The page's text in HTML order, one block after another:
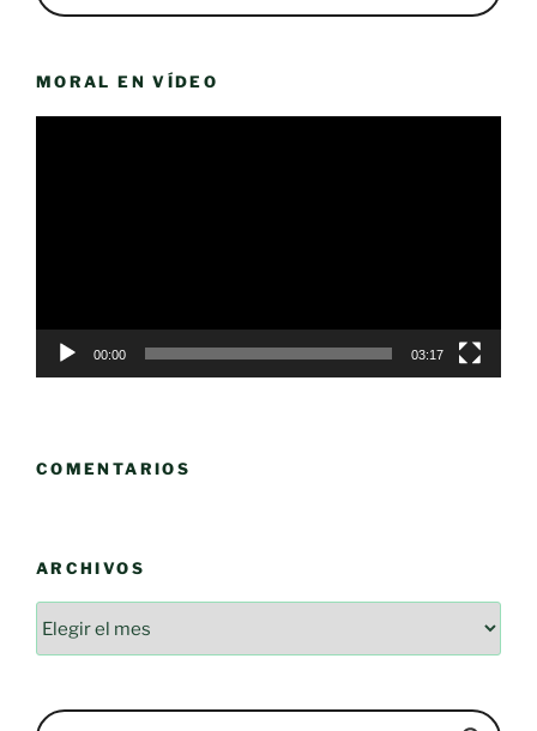
MORAL EN VÍDEO
00:00 03:17
COMENTARIOS
ARCHIVOS